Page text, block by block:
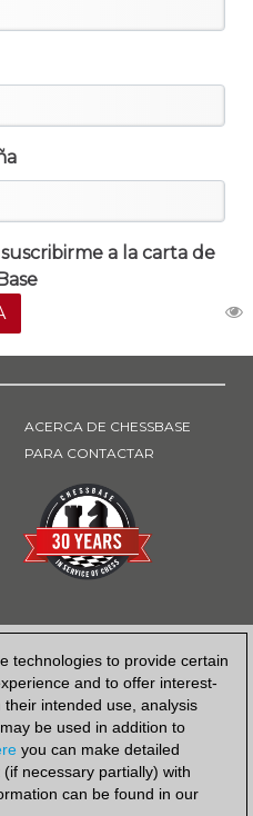
technologies to provide certain
and to offer interest-
intended use, analysis
be used in addition to
you can make detailed
necessary partially) with
can be found in our
a la carta de
ACERCA DE CHESSBASE
PARA CONTACTAR